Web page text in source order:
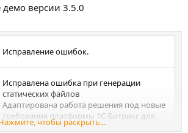
версии 3.5.0
Исправление ошибок.
Исправлена ошибка при генерации
статических файлов
Адаптирована работа решения под новые
требования платформы 1С-Битрикс для
версий от 20.100.0 - удалить значение
чтобы раскрыть...